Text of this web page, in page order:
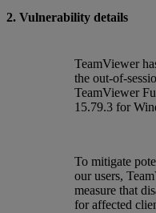
2. Vulnerability details
TeamViewer
the out-of-
TeamViewer
15.79.3 for
To mitigate
our users,
measure that
for affected